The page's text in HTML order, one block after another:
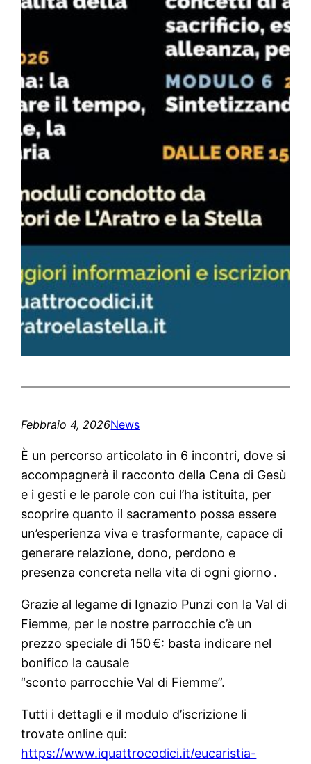
Febbraio 4, 2026News
È un percorso articolato in 6 incontri, dove si
accompagnerà il racconto della Cena di Gesù
e i gesti e le parole con cui l’ha istituita, per
scoprire quanto il sacramento possa essere
un’esperienza viva e trasformante, capace di
generare relazione, dono, perdono e
presenza concreta nella vita di ogni giorno .
Grazie al legame di Ignazio Punzi con la Val di
Fiemme, per le nostre parrocchie c’è un
prezzo speciale di 150 €: basta indicare nel
bonifico la causale
“sconto parrocchie Val di Fiemme”.
Tutti i dettagli e il modulo d’iscrizione li
trovate online qui:
https://www.iquattrocodici.it/eucaristia-